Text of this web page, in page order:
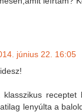
június 22. 16:05
klasszikus receptet
lenyúlta a